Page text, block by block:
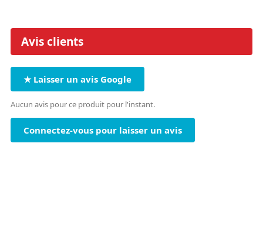
Avis clients
★ Laisser un avis Google
Aucun avis pour ce produit pour l'instant.
Connectez-vous pour laisser un avis